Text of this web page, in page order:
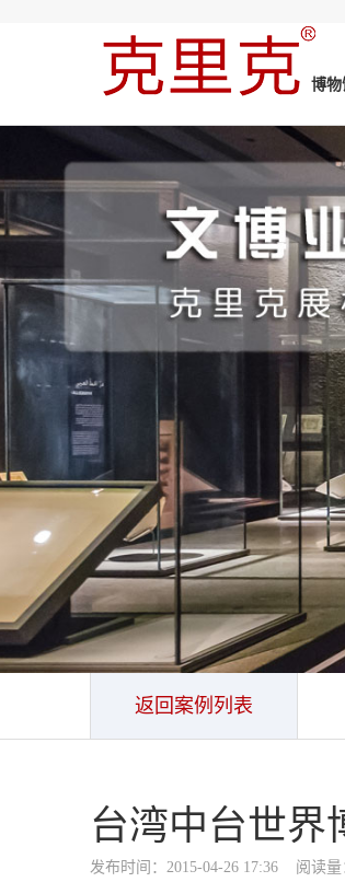
博物
返回案例列表
台湾中台世界
发布时间：2015-04-26 17:36 阅读量